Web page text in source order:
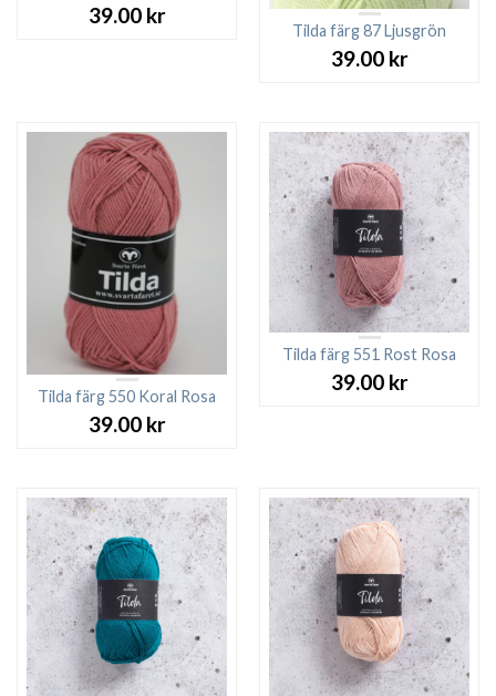
39.00 kr
Tilda färg 87 Ljusgrön
39.00 kr
Tilda färg 550 Koral Rosa
39.00 kr
Tilda färg 551 Rost Rosa
39.00 kr